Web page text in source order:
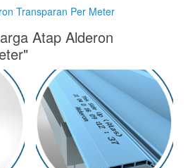
Transparan Per Meter
Atap Alderon